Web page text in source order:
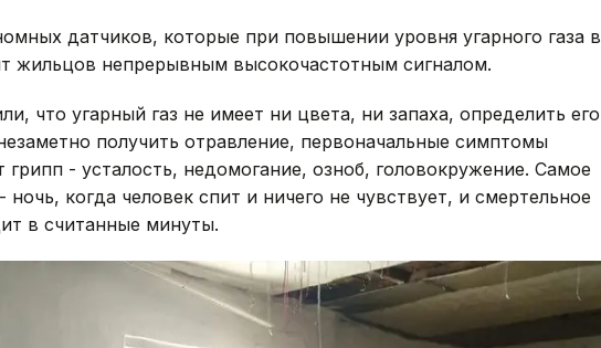
датчиков, которые при повышении уровня угарного газа в
жильцов непрерывным высокочастотным сигналом.
что угарный газ не имеет ни цвета, ни запаха, определить его
получить отравление, первоначальные симптомы
- усталость, недомогание, озноб, головокружение. Самое
ночь, когда человек спит и ничего не чувствует, и смертельное
в считанные минуты.